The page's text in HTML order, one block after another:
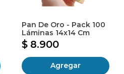
Pan De Oro - Pack 100
Láminas 14x14 Cm
$ 8.900
Agregar